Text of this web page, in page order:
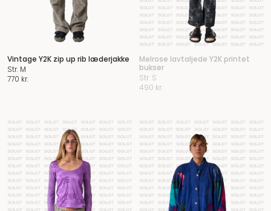
Vintage Y2K zip up rib læderjakke
Str. M
770 kr.
Melrose lavtaljede Y2K printet
bukser
Str. S
490 kr.